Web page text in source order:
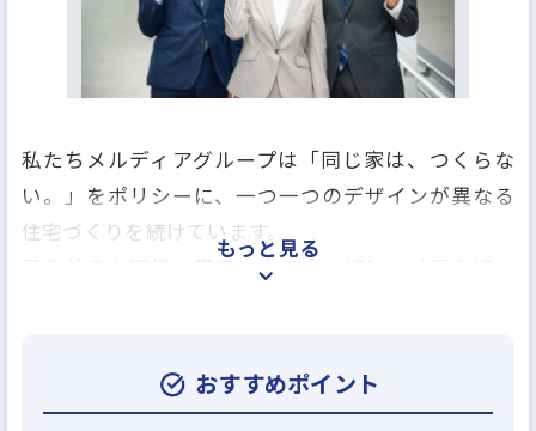
私たちメルディアグループは「同じ家は、つくらな
い。」をポリシーに、一つ一つのデザインが異なる
住宅づくりを続けています。
目の前のお客様に愚直に向き合い続け、成長を続け
これまでも数々の「変化」と「進化」を重ねてきま
もっと見る
おすすめポイント